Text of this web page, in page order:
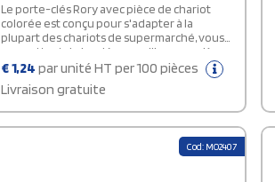
Le porte-clés Rory avec pièce de chariot
colorée est conçu pour s'adapter à la
plupart des chariots de supermarché, vous
permettant de les déverrouiller sans pièce
ni jeton.
€1,24 par unité HT per 100 pièces
Livraison gratuite
Cod: MO2407